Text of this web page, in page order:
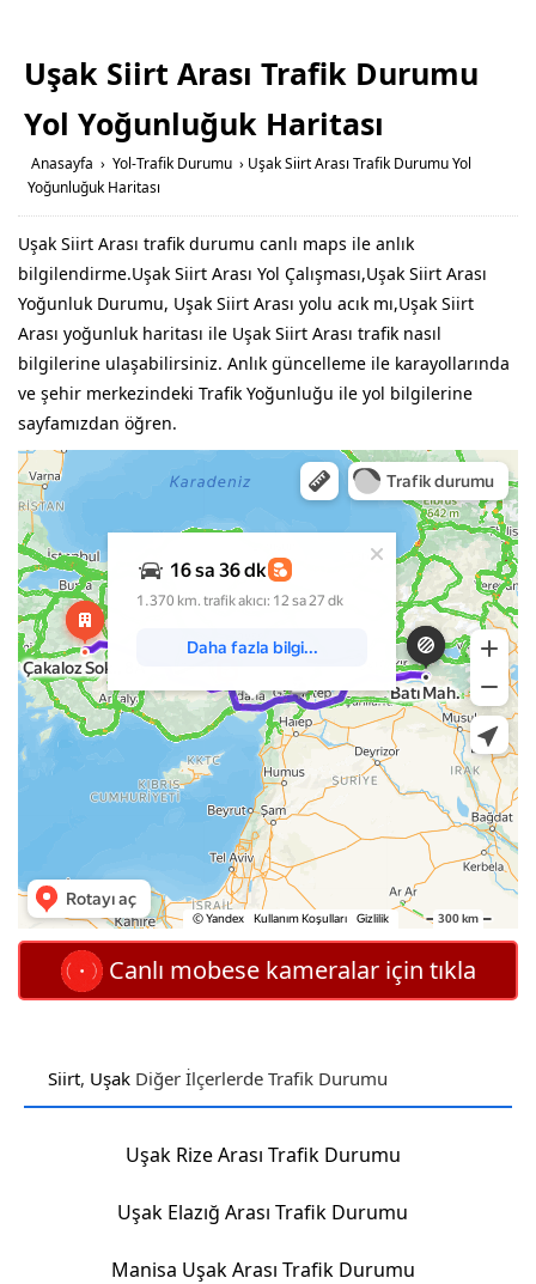
Uşak Siirt Arası Trafik Durumu
Yol Yoğunluğuk Haritası
Anasayfa › Yol-Trafik Durumu › Uşak Siirt Arası Trafik Durumu Yol
Yoğunluğuk Haritası
Uşak Siirt Arası trafik durumu canlı maps ile anlık
bilgilendirme.Uşak Siirt Arası Yol Çalışması,Uşak Siirt Arası
Yoğunluk Durumu, Uşak Siirt Arası yolu acık mı,Uşak Siirt
Arası yoğunluk haritası ile Uşak Siirt Arası trafik nasıl
bilgilerine ulaşabilirsiniz. Anlık güncelleme ile karayollarında
ve şehir merkezindeki Trafik Yoğunluğu ile yol bilgilerine
sayfamızdan öğren.
Canlı mobese kameralar için tıkla
Siirt, Uşak Diğer İlçerlerde Trafik Durumu
Uşak Rize Arası Trafik Durumu
Uşak Elazığ Arası Trafik Durumu
Manisa Uşak Arası Trafik Durumu